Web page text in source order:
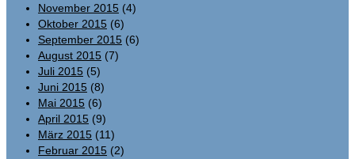
November 2015 (4)
Oktober 2015 (6)
September 2015 (6)
August 2015 (7)
Juli 2015 (5)
Juni 2015 (8)
Mai 2015 (6)
April 2015 (9)
März 2015 (11)
Februar 2015 (2)